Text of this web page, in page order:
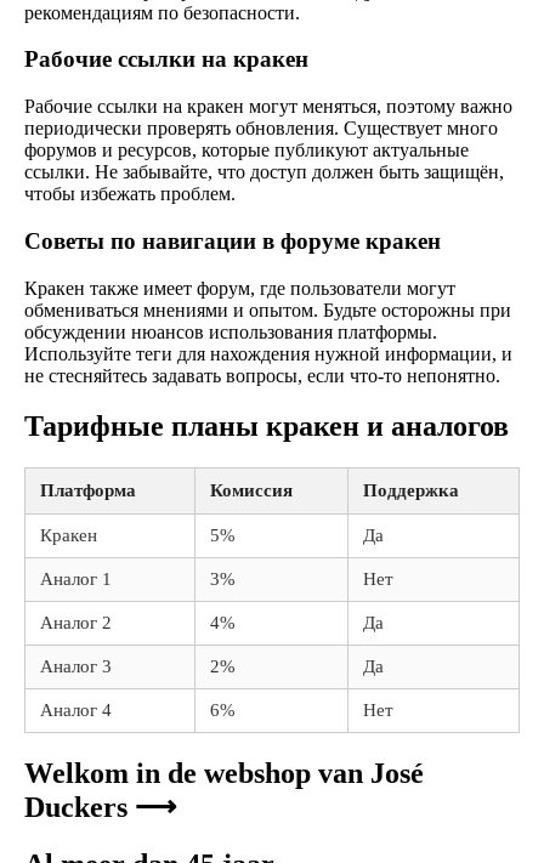
рекомендациям по безопасности.
Рабочие ссылки на кракен
Рабочие ссылки на кракен могут меняться, поэтому важно
периодически проверять обновления. Существует много
форумов и ресурсов, которые публикуют актуальные
ссылки. Не забывайте, что доступ должен быть защищён,
чтобы избежать проблем.
Советы по навигации в форуме кракен
Кракен также имеет форум, где пользователи могут
обмениваться мнениями и опытом. Будьте осторожны при
обсуждении нюансов использования платформы.
Используйте теги для нахождения нужной информации, и
не стесняйтесь задавать вопросы, если что-то непонятно.
Тарифные планы кракен и аналогов
Платформа Комиссия Поддержка
Кракен 5% Да
Аналог 1 3% Нет
Аналог 2 4% Да
Аналог 3 2% Да
Аналог 4 6% Нет
Welkom in de webshop van José
Duckers ⟶